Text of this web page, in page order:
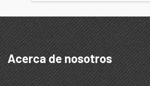
Acerca de nosotros